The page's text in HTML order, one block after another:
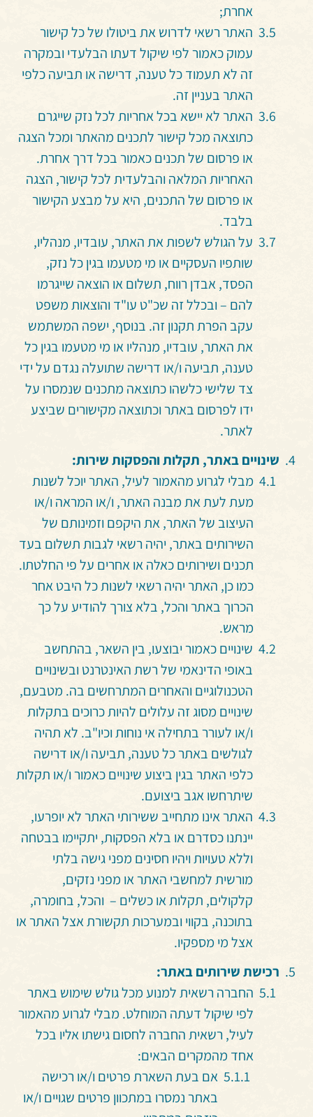
אחרת;
האתר רשאי לדרוש את ביטולו של כל קישור
עמוק כאמור לפי שיקול דעתו הבלעדי ובמקרה
זה לא תעמוד כל טענה, דרישה או תביעה כלפי
האתר בעניין זה.
האתר לא יישא בכל אחריות לכל נזק שייגרם
כתוצאה מכל קישור לתכנים מהאתר ומכל הצגה
או פרסום של תכנים כאמור בכל דרך אחרת.
האחריות המלאה והבלעדית לכל קישור, הצגה
או פרסום של התכנים, היא על מבצע הקישור
בלבד.
על הגולש לשפות את האתר, עובדיו, מנהליו,
שותפיו העסקיים או מי מטעמו בגין כל נזק,
הפסד, אבדן רווח, תשלום או הוצאה שייגרמו
להם – ובכלל זה שכ"ט עו"ד והוצאות משפט
עקב הפרת תקנון זה. בנוסף, ישפה המשתמש
את האתר, עובדיו, מנהליו או מי מטעמו בגין כל
טענה, תביעה ו/או דרישה שתועלה נגדם על ידי
צד שלישי כלשהו כתוצאה מתכנים שנמסרו על
ידו לפרסום באתר וכתוצאה מקישורים שביצע
לאתר.
שינויים באתר, תקלות והפסקות שירות:
מבלי לגרוע מהאמור לעיל, האתר יוכל לשנות
מעת לעת את מבנה האתר, ו/או המראה ו/או
העיצוב של האתר, את היקפם וזמינותם של
השירותים באתר, יהיה רשאי לגבות תשלום בעד
תכנים ושירותים כאלה או אחרים על פי החלטתו.
כמו כן, האתר יהיה רשאי לשנות כל היבט אחר
הכרוך באתר והכל, בלא צורך להודיע על כך
מראש.
שינוייםכאמור יבוצעו, בין השאר, בהתחשב
באופי הדינאמי של רשת האינטרנט ובשינויים
הטכנולוגיים והאחרים המתרחשים בה. מטבעם,
שינויים מסוג זה עלולים להיות כרוכים בתקלות
ו/או לעורר בתחילה אי נוחות וכיו"ב. לא תהיה
לגולשים באתר כל טענה, תביעה ו/או דרישה
כלפי האתר בגין ביצוע שינויים כאמור ו/או תקלות
שיתרחשו אגב ביצועם.
האתראינו מתחייב ששירותי האתר לא יופרעו,
יינתנו כסדרם או בלא הפסקות, יתקיימו בבטחה
וללא טעויות ויהיו חסינים מפני גישה בלתי
מורשית למחשבי האתר או מפני נזקים,
קלקולים, תקלות או כשלים – והכל, בחומרה,
בתוכנה, בקווי ובמערכות תקשורת אצל האתר או
אצל מי מספקיו.
רכישת שירותים באתר:
החברה רשאית למנוע מכל גולש שימוש באתר
לפי שיקול דעתה המוחלט. מבלי לגרוע מהאמור
לעיל, רשאית החברה לחסום גישתו אליו בכל
אחד מהמקרים הבאים:
אם בעת השארת פרטים ו/או רכישה
באתר נמסרו במתכוון פרטים שגויים ו/או